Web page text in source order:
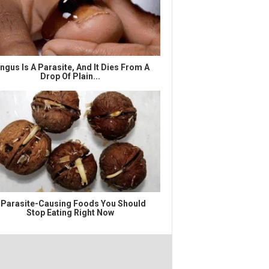
Is A Parasite, And It Dies From A
Drop Of Plain...
Causing Foods You Should
Stop Eating Right Now